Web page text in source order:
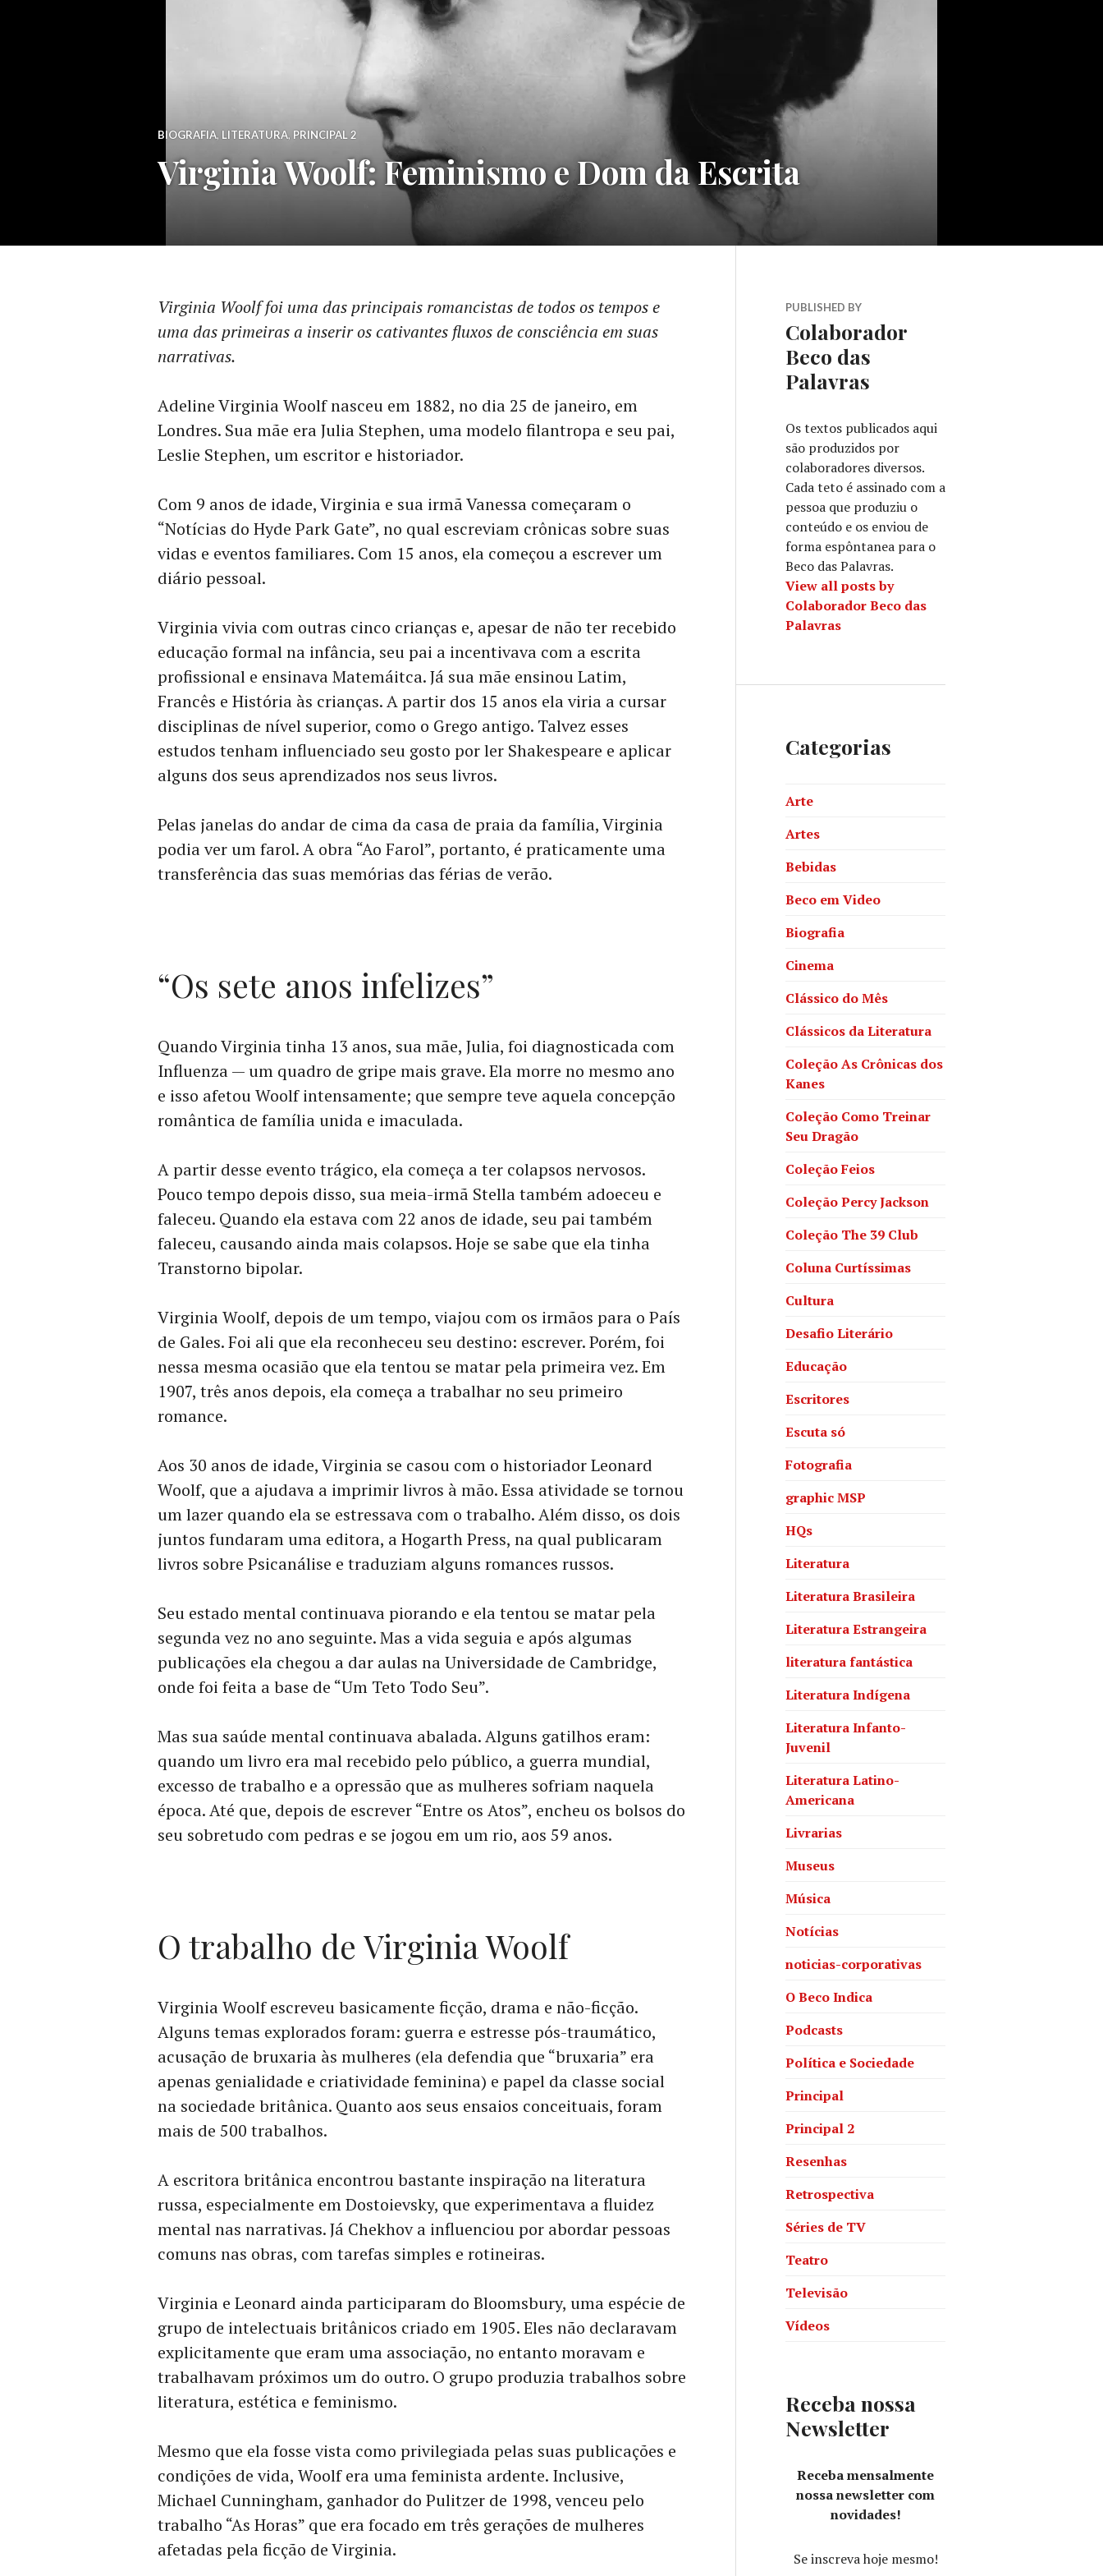
BIOGRAFIA, LITERATURA, PRINCIPAL 2
Virginia Woolf: Feminismo e Dom da Escrita
Virginia Woolf foi uma das principais romancistas de todos os tempos e
uma das primeiras a inserir os cativantes fluxos de consciência em suas
narrativas.
Adeline Virginia Woolf nasceu em 1882, no dia 25 de janeiro, em
Londres. Sua mãe era Julia Stephen, uma modelo filantropa e seu pai,
Leslie Stephen, um escritor e historiador.
Com 9 anos de idade, Virginia e sua irmã Vanessa começaram o
“Notícias do Hyde Park Gate”, no qual escreviam crônicas sobre suas
vidas e eventos familiares. Com 15 anos, ela começou a escrever um
diário pessoal.
Virginia vivia com outras cinco crianças e, apesar de não ter recebido
educação formal na infância, seu pai a incentivava com a escrita
profissional e ensinava Matemáitca. Já sua mãe ensinou Latim,
Francês e História às crianças. A partir dos 15 anos ela viria a cursar
disciplinas de nível superior, como o Grego antigo. Talvez esses
estudos tenham influenciado seu gosto por ler Shakespeare e aplicar
alguns dos seus aprendizados nos seus livros.
Pelas janelas do andar de cima da casa de praia da família, Virginia
podia ver um farol. A obra “Ao Farol”, portanto, é praticamente uma
transferência das suas memórias das férias de verão.
“Os sete anos infelizes”
Quando Virginia tinha 13 anos, sua mãe, Julia, foi diagnosticada com
Influenza — um quadro de gripe mais grave. Ela morre no mesmo ano
e isso afetou Woolf intensamente; que sempre teve aquela concepção
romântica de família unida e imaculada.
A partir desse evento trágico, ela começa a ter colapsos nervosos.
Pouco tempo depois disso, sua meia-irmã Stella também adoeceu e
faleceu. Quando ela estava com 22 anos de idade, seu pai também
faleceu, causando ainda mais colapsos. Hoje se sabe que ela tinha
Transtorno bipolar.
Virginia Woolf, depois de um tempo, viajou com os irmãos para o País
de Gales. Foi ali que ela reconheceu seu destino: escrever. Porém, foi
nessa mesma ocasião que ela tentou se matar pela primeira vez. Em
1907, três anos depois, ela começa a trabalhar no seu primeiro
romance.
Aos 30 anos de idade, Virginia se casou com o historiador Leonard
Woolf, que a ajudava a imprimir livros à mão. Essa atividade se tornou
um lazer quando ela se estressava com o trabalho. Além disso, os dois
juntos fundaram uma editora, a Hogarth Press, na qual publicaram
livros sobre Psicanálise e traduziam alguns romances russos.
Seu estado mental continuava piorando e ela tentou se matar pela
segunda vez no ano seguinte. Mas a vida seguia e após algumas
publicações ela chegou a dar aulas na Universidade de Cambridge,
onde foi feita a base de “Um Teto Todo Seu”.
Mas sua saúde mental continuava abalada. Alguns gatilhos eram:
quando um livro era mal recebido pelo público, a guerra mundial,
excesso de trabalho e a opressão que as mulheres sofriam naquela
época. Até que, depois de escrever “Entre os Atos”, encheu os bolsos do
seu sobretudo com pedras e se jogou em um rio, aos 59 anos.
O trabalho de Virginia Woolf
Virginia Woolf escreveu basicamente ficção, drama e não-ficção.
Alguns temas explorados foram: guerra e estresse pós-traumático,
acusação de bruxaria às mulheres (ela defendia que “bruxaria” era
apenas genialidade e criatividade feminina) e papel da classe social
na sociedade britânica. Quanto aos seus ensaios conceituais, foram
mais de 500 trabalhos.
A escritora britânica encontrou bastante inspiração na literatura
russa, especialmente em Dostoievsky, que experimentava a fluidez
mental nas narrativas. Já Chekhov a influenciou por abordar pessoas
comuns nas obras, com tarefas simples e rotineiras.
Virginia e Leonard ainda participaram do Bloomsbury, uma espécie de
grupo de intelectuais britânicos criado em 1905. Eles não declaravam
explicitamente que eram uma associação, no entanto moravam e
trabalhavam próximos um do outro. O grupo produzia trabalhos sobre
literatura, estética e feminismo.
Mesmo que ela fosse vista como privilegiada pelas suas publicações e
condições de vida, Woolf era uma feminista ardente. Inclusive,
Michael Cunningham, ganhador do Pulitzer de 1998, venceu pelo
trabalho “As Horas” que era focado em três gerações de mulheres
afetadas pela ficção de Virginia.
PUBLISHED BY
Colaborador
Beco das
Palavras
Os textos publicados aqui
são produzidos por
colaboradores diversos.
Cada teto é assinado com a
pessoa que produziu o
conteúdo e os enviou de
forma espôntanea para o
Beco das Palavras.
View all posts by
Colaborador Beco das
Palavras
Categorias
Arte
Artes
Bebidas
Beco em Video
Biografia
Cinema
Clássico do Mês
Clássicos da Literatura
Coleção As Crônicas dos
Kanes
Coleção Como Treinar
Seu Dragão
Coleção Feios
Coleção Percy Jackson
Coleção The 39 Club
Coluna Curtíssimas
Cultura
Desafio Literário
Educação
Escritores
Escuta só
Fotografia
graphic MSP
HQs
Literatura
Literatura Brasileira
Literatura Estrangeira
literatura fantástica
Literatura Indígena
Literatura Infanto-
Juvenil
Literatura Latino-
Americana
Livrarias
Museus
Música
Notícias
noticias-corporativas
O Beco Indica
Podcasts
Política e Sociedade
Principal
Principal 2
Resenhas
Retrospectiva
Séries de TV
Teatro
Televisão
Vídeos
Receba nossa
Newsletter
Receba mensalmente
nossa newsletter com
novidades!
Se inscreva hoje mesmo!